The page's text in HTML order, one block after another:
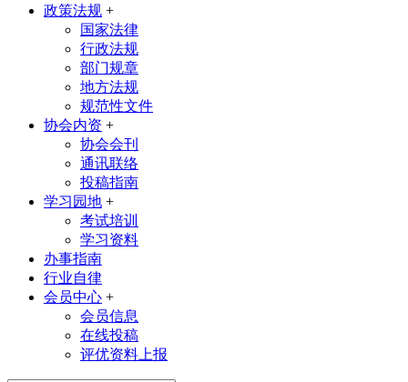
政策法规 +
国家法律
行政法规
部门规章
地方法规
规范性文件
协会内资 +
协会会刊
通讯联络
投稿指南
学习园地 +
考试培训
学习资料
办事指南
行业自律
会员中心 +
会员信息
在线投稿
评优资料上报